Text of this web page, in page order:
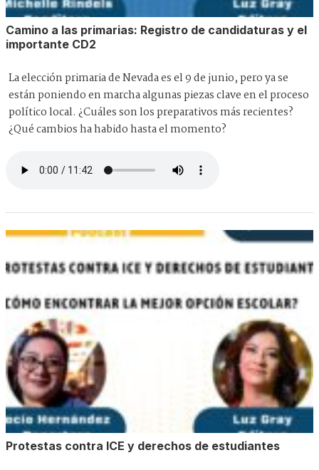
Camino a las primarias: Registro de candidaturas y el
importante CD2
La elección primaria de Nevada es el 9 de junio, pero ya se
están poniendo en marcha algunas piezas clave en el proceso
político local. ¿Cuáles son los preparativos más recientes?
¿Qué cambios ha habido hasta el momento?
Protestas contra ICE y derechos de estudiantes